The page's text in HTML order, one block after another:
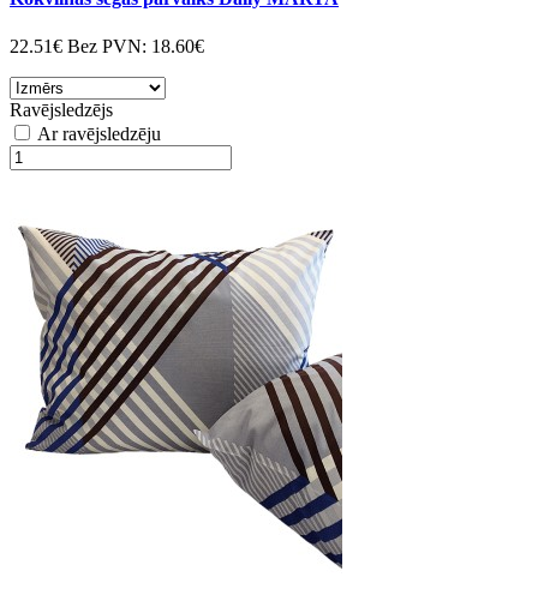
22.51€ Bez PVN: 18.60€
Ravējsledzējs
Ar ravējsledzēju